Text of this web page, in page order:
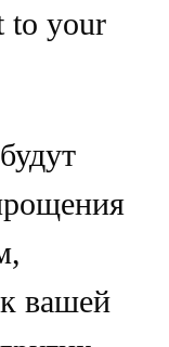
to your
вашей